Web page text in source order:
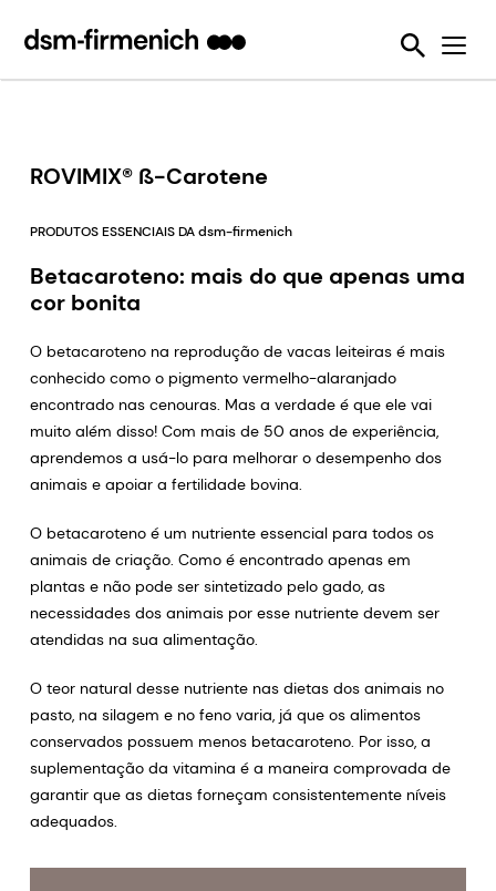
Protegendo a Qualidade da Ração Animal
Eubióticos
Pré-misturas
Detecção de Micotoxina
FarmTell®
Ferramentas
Contaminação por micotoxinas
ShrimpFan™
YolkFan™
Nós Tornamos Isso Possível
Seis Desafios da Sustentabilidade
Ajudando a combater a resistência antimicrobiana
ROVIMIX® ß-Carotene
PRODUTOS ESSENCIAIS DA dsm-firmenich
Betacaroteno: mais do que apenas uma
cor bonita
O betacaroteno na reprodução de vacas leiteiras é mais
conhecido como o pigmento vermelho-alaranjado
encontrado nas cenouras. Mas a verdade é que ele vai
muito além disso! Com mais de 50 anos de experiência,
aprendemos a usá-lo para melhorar o desempenho dos
animais e apoiar a fertilidade bovina.
O betacaroteno é um nutriente essencial para todos os
animais de criação. Como é encontrado apenas em
plantas e não pode ser sintetizado pelo gado, as
necessidades dos animais por esse nutriente devem ser
atendidas na sua alimentação.
O teor natural desse nutriente nas dietas dos animais no
pasto, na silagem e no feno varia, já que os alimentos
conservados possuem menos betacaroteno. Por isso, a
suplementação da vitamina é a maneira comprovada de
garantir que as dietas forneçam consistentemente níveis
adequados.